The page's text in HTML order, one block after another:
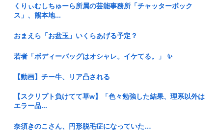
ぐらんぶる原作最新話、ヤバすぎる
埼玉県川...
【悲報】 「ライザと喋れるアプリ」、陰キャすぎて何を話せ
ばいいか...
【画像】イギリスの恋愛番組セクシー過ぎてしまうwww
日本の国旗って世界一シンプルなのに分かりやすくて見た目も
いいよな
高市首相のあいさつはコピペ率85%…「広島への思い」石破前
くりぃむしちゅーら所属の芸能事務所「チャッターボック
ス」、熊本地...
おまえら「お盆玉」いくらあげる予定？
若者「ボディーバッグはオシャレ。イケてる。」 ✨
【動画】チー牛、リア凸される
【スクリプト負けてて草w】「色々勉強した結果、理系以外は
エラー品...
奈須きのこさん、円形脱毛症になっていた…